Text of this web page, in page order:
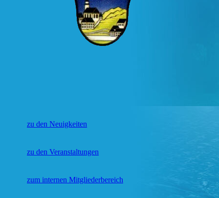
zu den Neuigkeiten
zu den Veranstaltungen
zum internen Mitgliederbereich